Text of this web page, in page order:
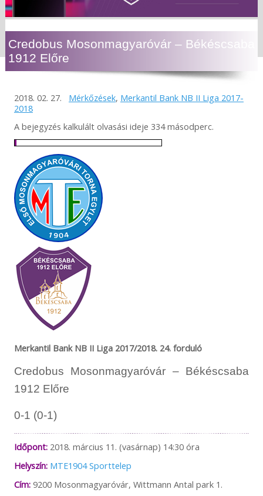
Credobus Mosonmagyaróvár – Békéscsaba
1912 Előre
2018. 02. 27. Mérkőzések, Merkantil Bank NB II Liga 2017-
2018
A bejegyzés kalkulált olvasási ideje 334 másodperc.
Merkantil Bank NB II Liga 2017/2018. 24. forduló
Credobus Mosonmagyaróvár – Békéscsaba
1912 Előre
0-1 (0-1)
Időpont:2018. március 11. (vasárnap) 14:30 óra
Helyszín: MTE1904 Sporttelep
Cím:9200 Mosonmagyaróvár, Wittmann Antal park 1.